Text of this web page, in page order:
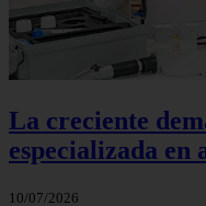
La creciente
especializada
10/07/2026